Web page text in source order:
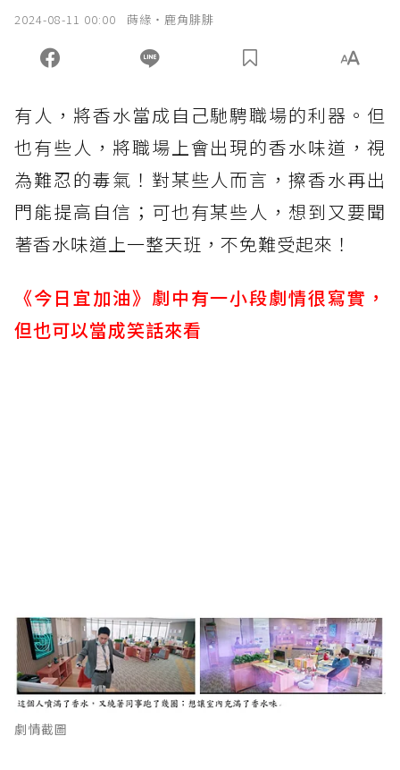
2024-08-11 00:00 蒔緣‧鹿角腓腓
有人，將香水當成自己馳騁職場的利器。但
也有些人，將職場上會出現的香水味道，視
為難忍的毒氣！對某些人而言，擦香水再出
門能提高自信；可也有某些人，想到又要聞
著香水味道上一整天班，不免難受起來！
《今日宜加油》劇中有一小段劇情很寫實，
但也可以當成笑話來看
劇情截圖